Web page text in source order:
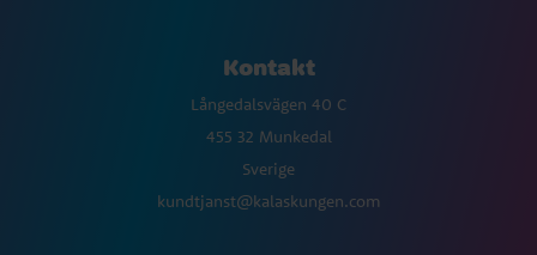
Kontakt
Långedalsvägen 40 C
455 32 Munkedal
Sverige
kundtjanst@kalaskungen.com